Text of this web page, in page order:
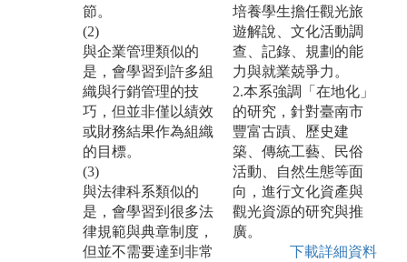
節。
(2)
與企業管理類似的
是，會學習到許多組
織與行銷管理的技
巧，但並非僅以績效
或財務結果作為組織
的目標。
(3)
與法律科系類似的
是，會學習到很多法
律規範與典章制度，
但並不需要達到非常
培養學生擔任觀光旅
遊解說、文化活動調
查、記錄、規劃的能
力與就業兢爭力。
2.本系強調「在地化」
的研究，針對臺南市
豐富古蹟、歷史建
築、傳統工藝、民俗
活動、自然生態等面
向，進行文化資產與
觀光資源的研究與推
廣。
下載詳細資料